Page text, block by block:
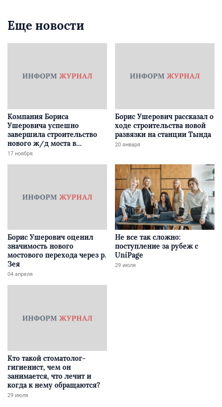
Еще новости
Компания Бориса
Ушеровича успешно
завершила строительство
нового ж/д моста в
Забайкалье
17 ноября
Борис Ушерович рассказал о
ходе строительства новой
развязки на станции Тында
20 января
Борис Ушерович оценил
значимость нового
мостового перехода через р.
Зея
04 апреля
Не все так сложно:
поступление за рубеж с
UniPage
29 июля
Кто такой стоматолог-
гигиенист, чем он
занимается, что лечит и
когда к нему обращаются?
29 июля